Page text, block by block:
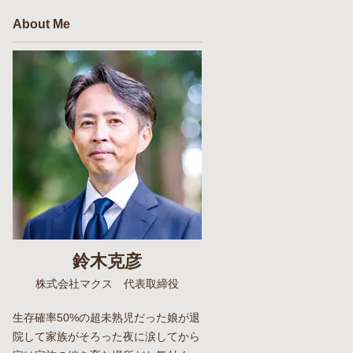
About Me
鈴木克彦
株式会社マクス 代表取締役
生存確率50%の超未熟児だった娘が退
院して家族がそろった夜に涙してから